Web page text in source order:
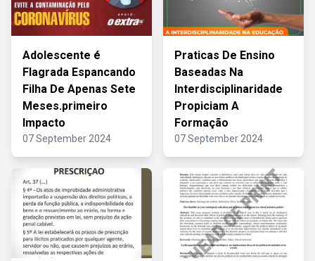
Adolescente é
Flagrada Espancando
Filha De Apenas Sete
Meses.primeiro
Impacto
07 September 2024
Praticas De Ensino
Baseadas Na
Interdisciplinaridade
Propiciam A
Formação
07 September 2024